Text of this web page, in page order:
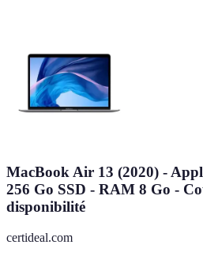
MacBook Air 13 (2020) -
256 Go SSD - RAM 8 Go -
disponibilité
certideal.com